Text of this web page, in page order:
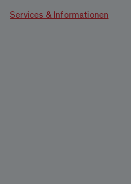
Services & Informationen